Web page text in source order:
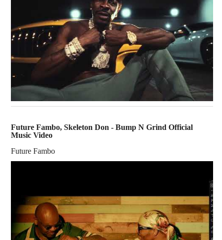
Future Fambo, Skeleton Don - Bump N Grind Official
Music Video
Future Fambo